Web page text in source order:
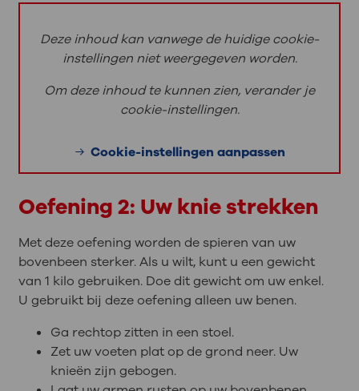
Deze inhoud kan vanwege de huidige cookie-
instellingen niet weergegeven worden.
Om deze inhoud te kunnen zien, verander je
cookie-instellingen.
Cookie-instellingen aanpassen
Oefening 2: Uw knie strekken
Met deze oefening worden de spieren van uw
bovenbeen sterker. Als u wilt, kunt u een gewicht
van 1 kilo gebruiken. Doe dit gewicht om uw enkel.
U gebruikt bij deze oefening alleen uw benen.
Ga rechtop zitten in een stoel.
Zet uw voeten plat op de grond neer. Uw
knieën zijn gebogen.